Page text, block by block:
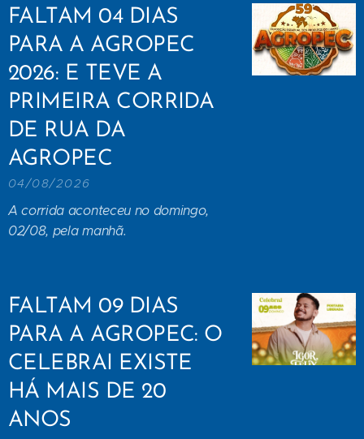
FALTAM 04 DIAS
PARA A AGROPEC
2026: E TEVE A
PRIMEIRA CORRIDA
DE RUA DA
AGROPEC
04/08/2026
A corrida aconteceu no domingo,
02/08, pela manhã.
FALTAM 09 DIAS
PARA A AGROPEC: O
CELEBRAI EXISTE
HÁ MAIS DE 20
ANOS